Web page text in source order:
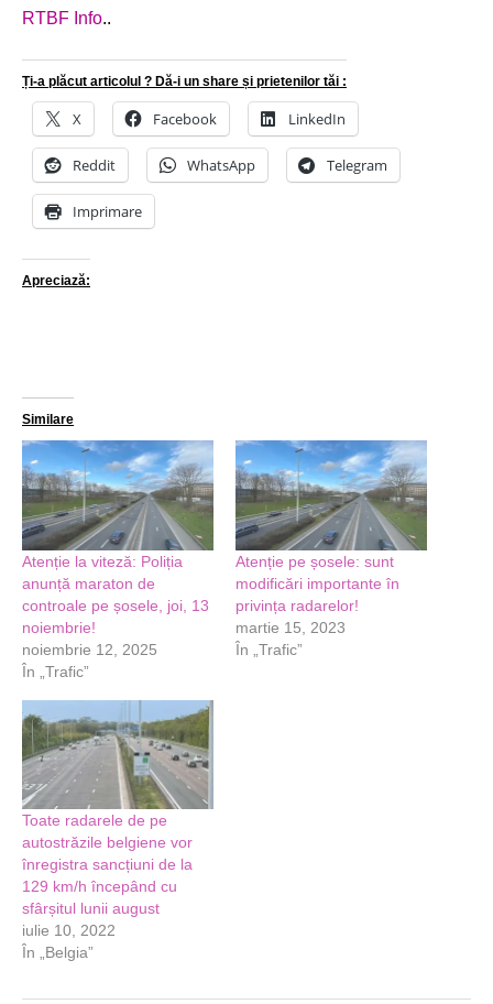
RTBF Info..
Ți-a plăcut articolul ? Dă-i un share și prietenilor tăi :
X Facebook LinkedIn
Reddit WhatsApp Telegram
Imprimare
Apreciază:
Similare
Atenție la viteză: Poliția
anunță maraton de
controale pe șosele, joi, 13
noiembrie!
noiembrie 12, 2025
În „Trafic”
Atenție pe șosele: sunt
modificări importante în
privința radarelor!
martie 15, 2023
În „Trafic”
Toate radarele de pe
autostrăzile belgiene vor
înregistra sancțiuni de la
129 km/h începând cu
sfârșitul lunii august
iulie 10, 2022
În „Belgia”